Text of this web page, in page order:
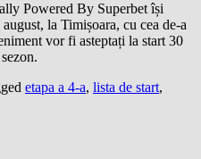
Powered By Superbet își
la Timișoara, cu cea de-a
vor fi asteptați la start 30
etapa a 4-a, lista de start,